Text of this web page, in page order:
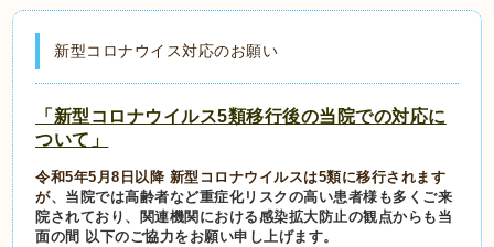
新型コロナウイス対応のお願い
「新型コロナウイルス5類移行後の当院での対応に
ついて」
令和5年5月8日以降 新型コロナウイルスは5類に移行されます
が、 当院では高齢者など重症化リスクの高い患者様も多くご来
院されており、関連機関における感染拡大防止の観点からも当
面の間 以下のご協力をお願い申し上げます。